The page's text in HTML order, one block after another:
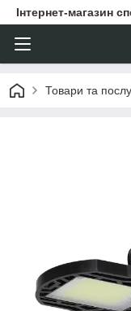
Інтернет-магазин
Товари та